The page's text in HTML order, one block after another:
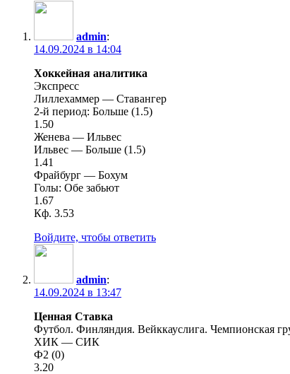
admin:
14.09.2024 в 14:04
Хоккейная аналитика
Экспресс
Лиллехаммер — Ставангер
2-й период: Больше (1.5)
1.50
Женева — Ильвес
Ильвес — Больше (1.5)
1.41
Фрайбург — Бохум
Голы: Обе забьют
1.67
Кф. 3.53
Войдите, чтобы ответить
admin:
14.09.2024 в 13:47
Ценная Ставка
Футбол. Финляндия. Вейккауслига. Чемпионская
ХИК — СИК
Ф2 (0)
3.20